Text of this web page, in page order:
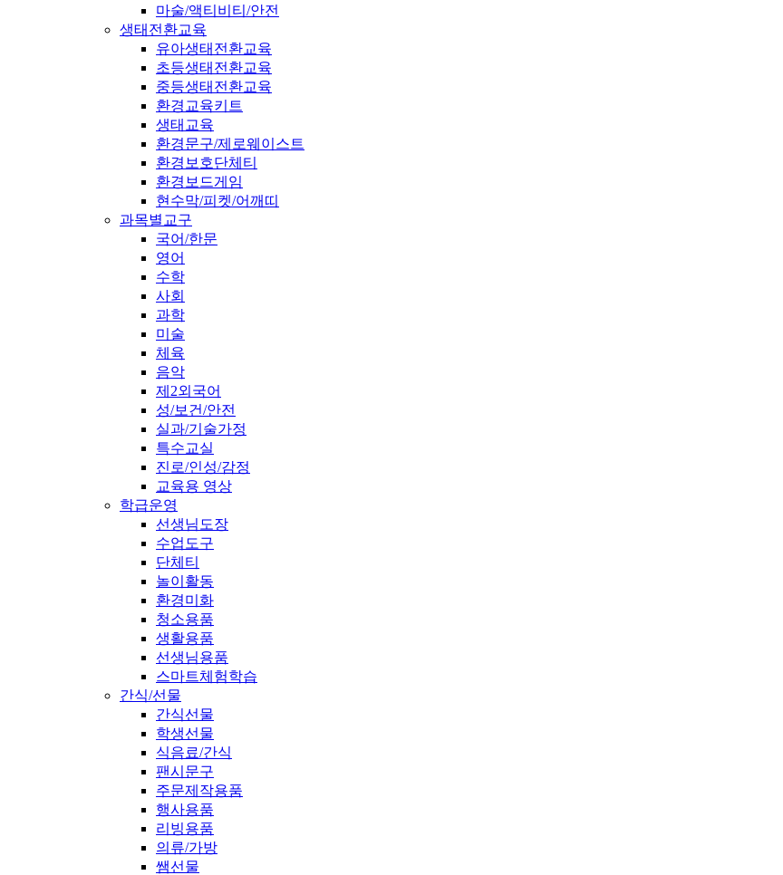
마술/액티비티/안전
생태전환교육
유아생태전환교육
초등생태전환교육
중등생태전환교육
환경교육키트
생태교육
환경문구/제로웨이스트
환경보호단체티
환경보드게임
현수막/피켓/어깨띠
과목별교구
국어/한문
영어
수학
사회
과학
미술
체육
음악
제2외국어
성/보건/안전
실과/기술가정
특수교실
진로/인성/감정
교육용 영상
학급운영
선생님도장
수업도구
단체티
놀이활동
환경미화
청소용품
생활용품
선생님용품
스마트체험학습
간식/선물
간식선물
학생선물
식음료/간식
팬시문구
주문제작용품
행사용품
리빙용품
의류/가방
쌤선물